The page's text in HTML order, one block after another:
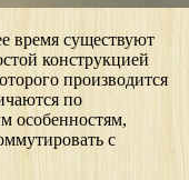
время существуют
конструкцией
производится
по
особенностям,
с